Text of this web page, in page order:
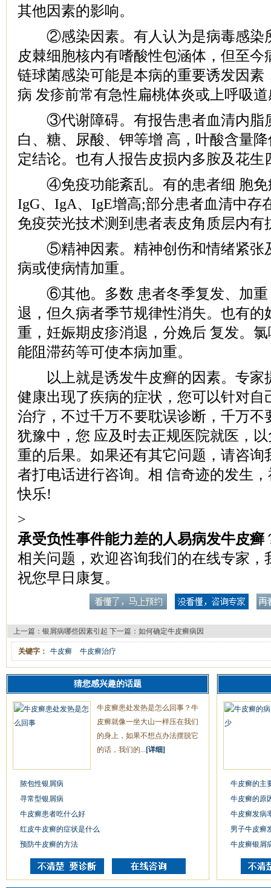
其他因素的影响。
②感染因素。有人认为是病毒感染
皮棘细胞核内有嗜酸性包涵体，但至今
链球菌感染可能是本病的重要诱发因素
病 发疹前常有急性扁桃体炎或上呼吸
③代谢障碍。有报告患者血清内脂
白、糖、尿酸、钾等增 高，叶酸含量
定结论。也有人报告皮损内多胺及花生
④免疫功能紊乱。有的患者细 胞免
IgG、IgA、IgE增高;部分患者血清中存
免疫荧光技术测到患者表皮角质层内有
⑤精神因素。精神创伤和情绪紧张
病或使病情加重。
⑥其他。多数 患者冬季复发、加重
退，但久病者季节规律性消失。也有的
重，妊娠期皮疹消退，分娩后 复发。
能阻滞药等可使本病加重。
以上就是诱发牛皮癣的因素。专家
健康出现了疾病的症状，您可以针对自
治疗，不过千万不要耽误诊断，千万不
犹豫中，您 应及时去正规医院就医，
重的后果。如果还有其它问题，请咨询
者打电话进行咨询。相 信奇迹的发生
快乐!
>
承受负性事件能力差的人易病发牛皮癣
相关问题，欢迎咨询我们的在线专家，
祝您早日康复。
上一篇： 银屑病哪些因素引起 下一篇： 如何确定牛皮癣病因
关键字： 牛皮癣 牛皮癣治疗
猜您感兴趣的话题
牛皮癣患处发热是怎么回事？牛
皮癣就像一坐大山一样压在我们
的身上，如果不想点办法摆脱它
的话，我们的... [详细]
脓包性银屑病
寻常型银屑病
牛皮癣患者吃什么好
红皮牛皮癣的症状是什么
预防牛皮癣的方法
牛皮癣的主
牛皮癣的原
牛皮癣发病
男子牛皮癣
牛皮癣银屑